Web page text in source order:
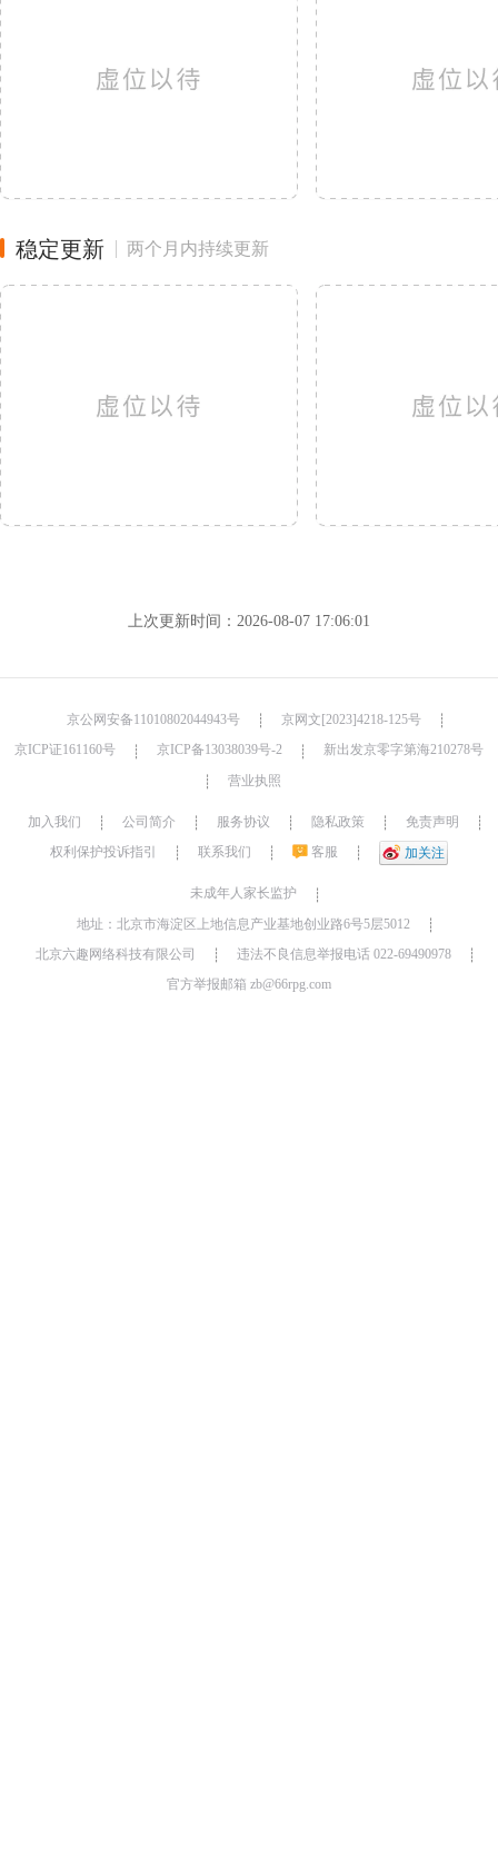
稳定更新 两个月内持续更新
上次更新时间：2026-08-07 17:06:01
京公网安备11010802044943号 ┊ 京网文[2023]4218-125号
┊
京ICP证161160号
┊ 京ICP备13038039号-2 ┊ 新出发京零字第海210278号
┊ 营业执照
加入我们 ┊ 公司简介 ┊ 服务协议 ┊ 隐私政策 ┊ 免责声明
┊
权利保护投诉指引
┊ 联系我们 ┊ 客服 ┊ 加关注
未成年人家长监护
┊
地址：北京市海淀区上地信息产业基地创业路6号5层5012
┊
北京六趣网络科技有限公司
┊ 违法不良信息举报电话 022-69490978
┊
官方举报邮箱 zb@66rpg.com